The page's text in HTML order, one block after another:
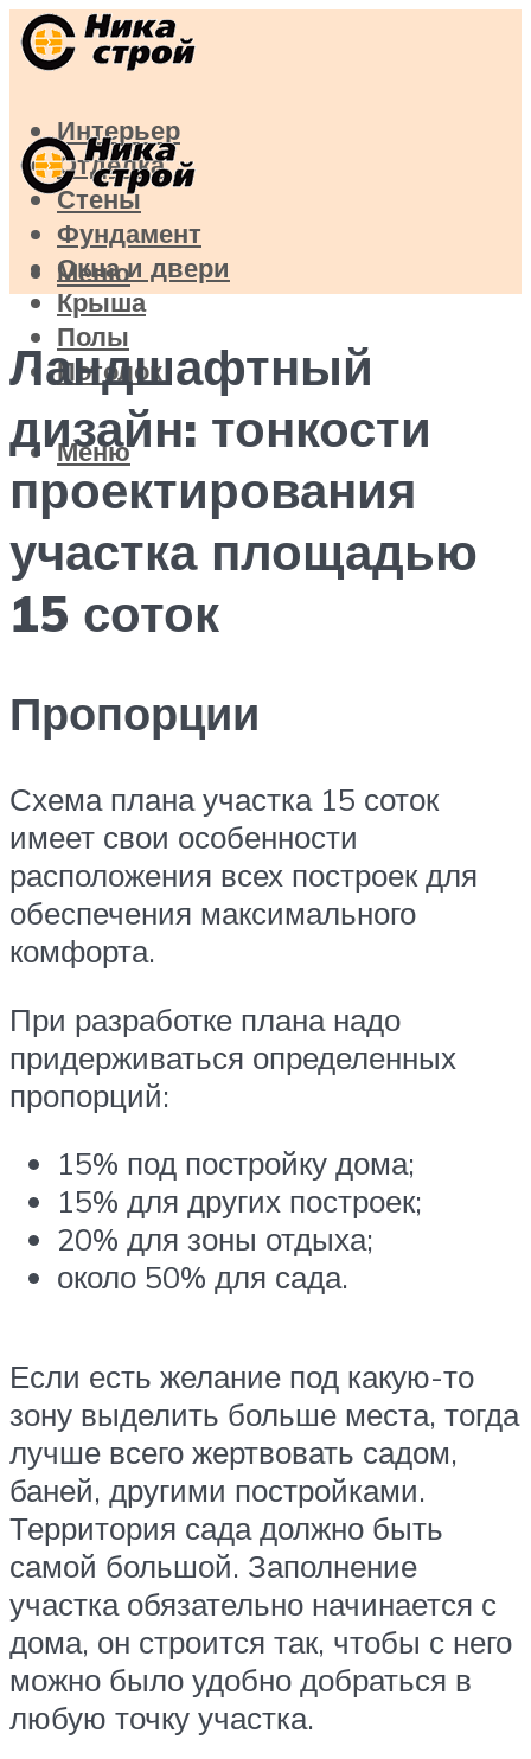
Интерьер
Отделка
Стены
Фундамент
Окна и двери
Крыша
Полы
Потолок
Меню
Меню
Ландшафтный
дизайн: тонкости
проектирования
участка площадью
15 соток
Пропорции
Схема плана участка 15 соток
имеет свои особенности
расположения всех построек для
обеспечения максимального
комфорта.
При разработке плана надо
придерживаться определенных
пропорций:
15% под постройку дома;
15% для других построек;
20% для зоны отдыха;
около 50% для сада.
Если есть желание под какую-то
зону выделить больше места, тогда
лучше всего жертвовать садом,
баней, другими постройками.
Территория сада должно быть
самой большой. Заполнение
участка обязательно начинается с
дома, он строится так, чтобы с него
можно было удобно добраться в
любую точку участка.